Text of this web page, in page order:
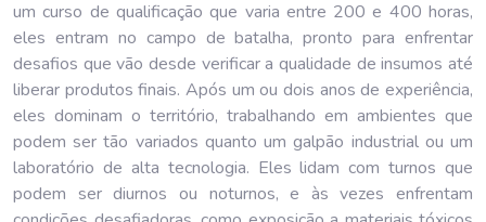
um curso de qualificação que varia entre 200 e 400 horas,
eles entram no campo de batalha, pronto para enfrentar
desafios que vão desde verificar a qualidade de insumos até
liberar produtos finais. Após um ou dois anos de experiência,
eles dominam o território, trabalhando em ambientes que
podem ser tão variados quanto um galpão industrial ou um
laboratório de alta tecnologia. Eles lidam com turnos que
podem ser diurnos ou noturnos, e às vezes enfrentam